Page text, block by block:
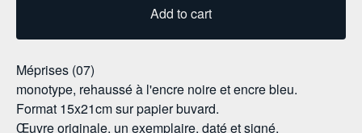
Add to cart
Méprises (07)
monotype, rehaussé à l'encre noire et encre bleu.
Format 15x21cm sur papier buvard.
Œuvre originale, un exemplaire, daté et signé,